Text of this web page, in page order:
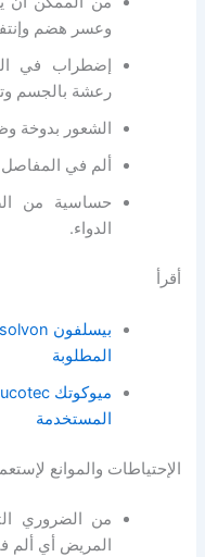
وعسر هضم
إضطراب في
رعشة بالجسم
الشعور بدوخة
ألم في المفاصل
حساسية من
الدواء.
أقرأ
المطلوبة
المستخدمة
الإحتياطات والموانع
من الضروري
المريض أي ألم